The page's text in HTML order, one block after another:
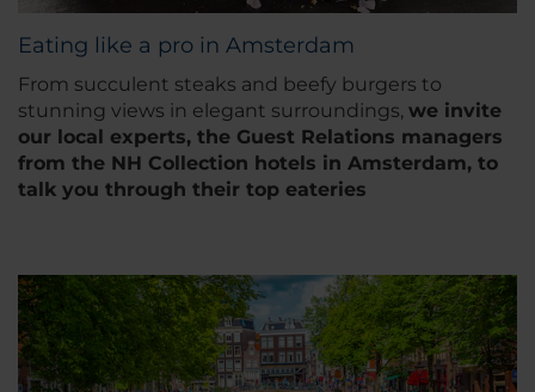
Eating like a pro in Amsterdam
From succulent steaks and beefy burgers to
stunning views in elegant surroundings, we invite
our local experts, the Guest Relations managers
from the NH Collection hotels in Amsterdam, to
talk you through their top eateries